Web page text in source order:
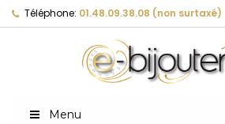
Téléphone: 01.48.09.38.08 (non surtaxé)
Menu